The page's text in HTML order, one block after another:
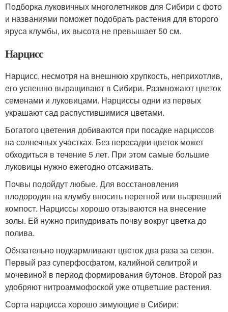
Подборка луковичных многолетников для Сибири с фото
и названиями поможет подобрать растения для второго
яруса клумбы, их высота не превышает 50 см.
Нарцисс
Нарцисс, несмотря на внешнюю хрупкость, неприхотлив,
его успешно выращивают в Сибири. Размножают цветок
семенами и луковицами. Нарциссы одни из первых
украшают сад распустившимися цветами.
Богатого цветения добиваются при посадке нарциссов
на солнечных участках. Без пересадки цветок может
обходиться в течение 5 лет. При этом самые большие
луковицы нужно ежегодно отсаживать.
Почвы подойдут любые. Для восстановления
плодородия на клумбу вносить перегной или вызревший
компост. Нарциссы хорошо отзываются на внесение
золы. Ей нужно припудривать почву вокруг цветка до
полива.
Обязательно подкармливают цветок два раза за сезон.
Первый раз суперфосфатом, калийной селитрой и
мочевиной в период формирования бутонов. Второй раз
удобряют нитроаммофоской уже отцветшие растения.
Сорта нарцисса хорошо зимующие в Сибири: